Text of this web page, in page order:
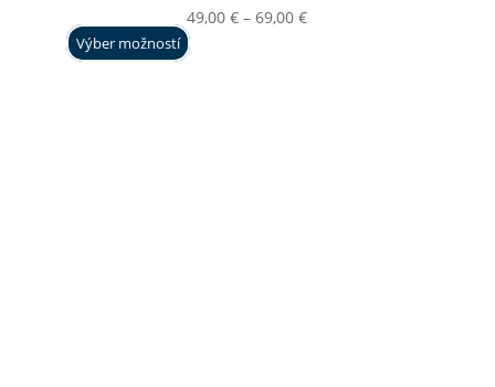
49,00€ – 69,00€Price
Výber možností